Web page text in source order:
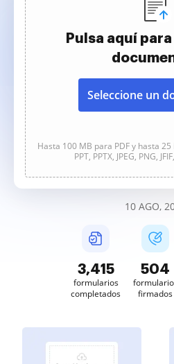
Pulsa aquí
Seleccione un
Hasta 100 MB para PDF y hasta 25
PPT, PPTX, JPEG, PNG,
10 AGO,
3,415
formularios
completados
504
firmados